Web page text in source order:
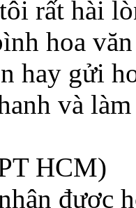
rất hài
hoa
hay gửi
và
HCM)
được